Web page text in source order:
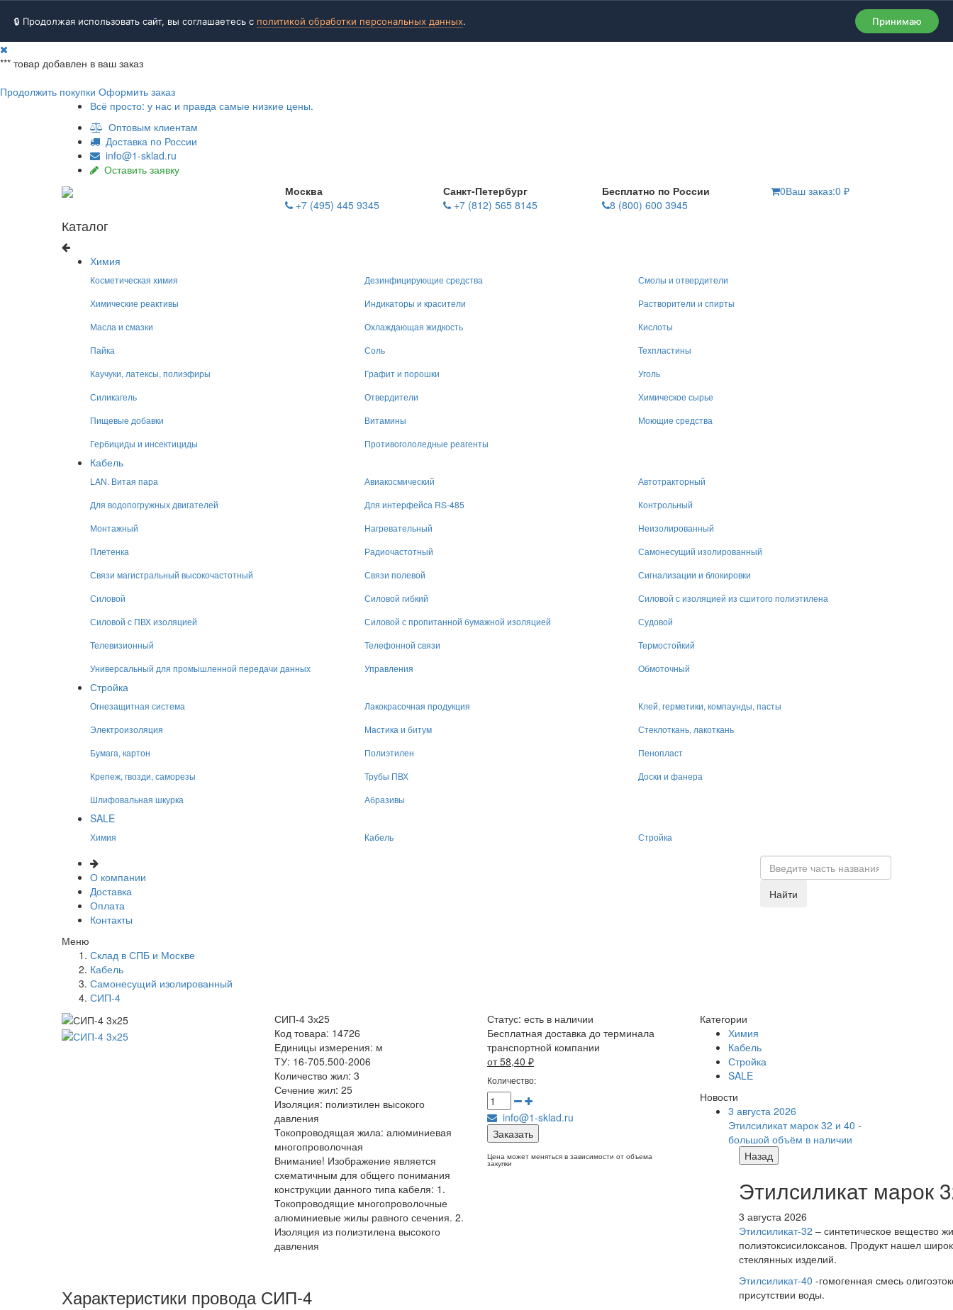
🔒 Продолжая использовать сайт, вы соглашаетесь с политикой обработки персональных данных. Принимаю
*** товар добавлен в ваш заказ
Продолжить покупки Оформить заказ
Всё просто: у нас и правда самые низкие цены.
Оптовым клиентам
Доставка по России
info@1-sklad.ru
Оставить заявку
Москва
+7 (495) 445 9345
Санкт-Петербург
+7 (812) 565 8145
Бесплатно по России
8 (800) 600 3945
0Ваш заказ:0 ₽
Каталог
Химия
Косметическая химия Дезинфицирующие средства
Смолы и отвердители
Химические реактивы
Индикаторы и красители
Растворители и спирты
Масла и смазки
Охлаждающая жидкость
Кислоты
Пайка
Соль
Техпластины
Каучуки, латексы, полиэфиры
Графит и порошки
Уголь
Силикагель
Отвердители
Химическое сырье
Пищевые добавки
Витамины
Моющие средства
Гербициды и инсектициды
Противогололедные реагенты
Кабель
LAN. Витая пара Авиакосмический
Автотракторный
Для водопогружных двигателей
Для интерфейса RS-485
Контрольный
Монтажный
Нагревательный
Неизолированный
Плетенка
Радиочастотный
Самонесущий изолированный
Связи магистральный высокочастотный
Связи полевой
Сигнализации и блокировки
Силовой
Силовой гибкий
Силовой с изоляцией из сшитого полиэтилена
Силовой с ПВХ изоляцией
Силовой с пропитанной бумажной изоляцией
Судовой
Телевизионный
Телефонной связи
Термостойкий
Универсальный для промышленной передачи данных
Управления Обмоточный
Стройка
Огнезащитная система Лакокрасочная продукция
Клей, герметики, компаунды, пасты
Электроизоляция
Мастика и битум
Стеклоткань, лакоткань
Бумага, картон
Полиэтилен
Пенопласт
Крепеж, гвозди, саморезы
Трубы ПВХ
Доски и фанера
Шлифовальная шкурка
Абразивы
SALE
Химия Кабель Стройка
О компании
Доставка
Оплата
Контакты
Найти
Меню
Склад в СПБ и Москве
Кабель
Самонесущий изолированный
СИП-4
СИП-4 3х25
Код товара: 14726
Единицы измерения: м
ТУ: 16-705.500-2006
Количество жил: 3
Сечение жил: 25
Изоляция: полиэтилен высокого
давления
Токопроводящая жила: алюминиевая
многопроволочная
Внимание! Изображение является
схематичным для общего понимания
конструкции данного типа кабеля: 1.
Токопроводящие многопроволочные
алюминиевые жилы равного сечения. 2.
Изоляция из полиэтилена высокого
давления
Статус: есть в наличии
Бесплатная доставка до терминала
транспортной компании
от 58,40 ₽
Количество:
info@1-sklad.ru
Заказать
Цена может меняться в зависимости от объема
закупки
Характеристики провода СИП-4
Категории
Химия
Кабель
Стройка
SALE
Новости
3 августа 2026
Этилсиликат марок 32 и 40 -
большой объём в наличии
Назад
Этилсиликат марок
3 августа 2026
Этилсиликат-32 – синтетическое вещество
полиэтоксисилоксанов. Продукт нашел
стеклянных изделий.
Этилсиликат-40 -гомогенная смесь
присутствии воды.